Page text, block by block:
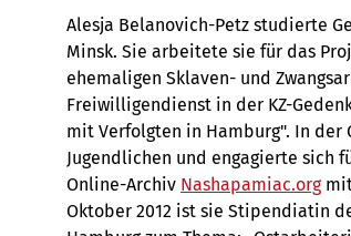
Alesja Belanovich-Petz studierte
Minsk. Sie arbeitete sie für das
ehemaligen Sklaven- und
Freiwilligendienst in der KZ-
mit Verfolgten in Hamburg". In
Jugendlichen und engagierte sich
Online-Archiv Nashapamiac.org
Oktober 2012 ist sie Stipendiatin